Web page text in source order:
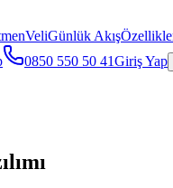
VeliGünlük Akış
0850 550 50 41Giriş Yap